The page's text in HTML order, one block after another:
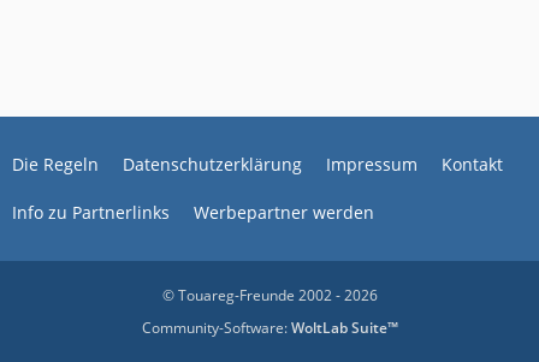
Die Regeln Datenschutzerklärung Impressum Kontakt
Info zu Partnerlinks Werbepartner werden
© Touareg-Freunde 2002 - 2026
Community-Software:WoltLab Suite™